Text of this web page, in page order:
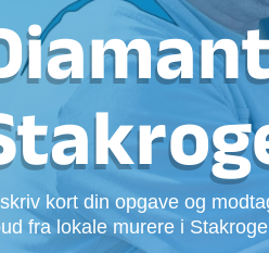
Hårde hvidevare
Hjælp til mobil, pc,
Installation af
Møbelsamling og
Ophængning af
Opsætning af
Tømrer
Tunge løft
Underholdning
kort din opgave og
fra lokale murere i Stakroge